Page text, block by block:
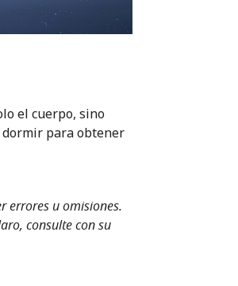
el cuerpo, sino
dormir para obtener
errores u omisiones.
consulte con su